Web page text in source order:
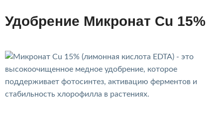
Удобрение Микронат Cu 15%